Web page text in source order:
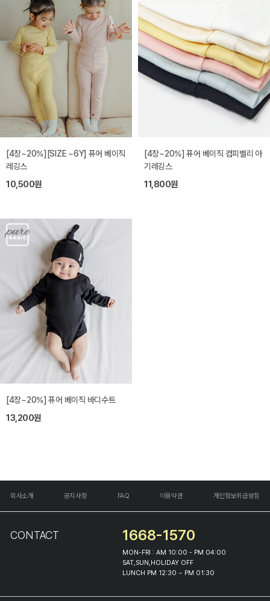
[4장~20%][SIZE ~6Y] 퓨어 베이직
레깅스
10,500원
[4장~20%] 퓨어 베이직 컴피벨리 아
기레깅스
11,800원
[4장~20%] 퓨어 베이직 바디수트
13,200원
회사소개 공지사항 FAQ 이용약관 개인정보취급방침
CONTACT 1668-1570
MON-FRI : AM 10:00 - PM 04:00
SAT,SUN,HOLIDAY OFF
LUNCH PM 12:30 ~ PM 01:30